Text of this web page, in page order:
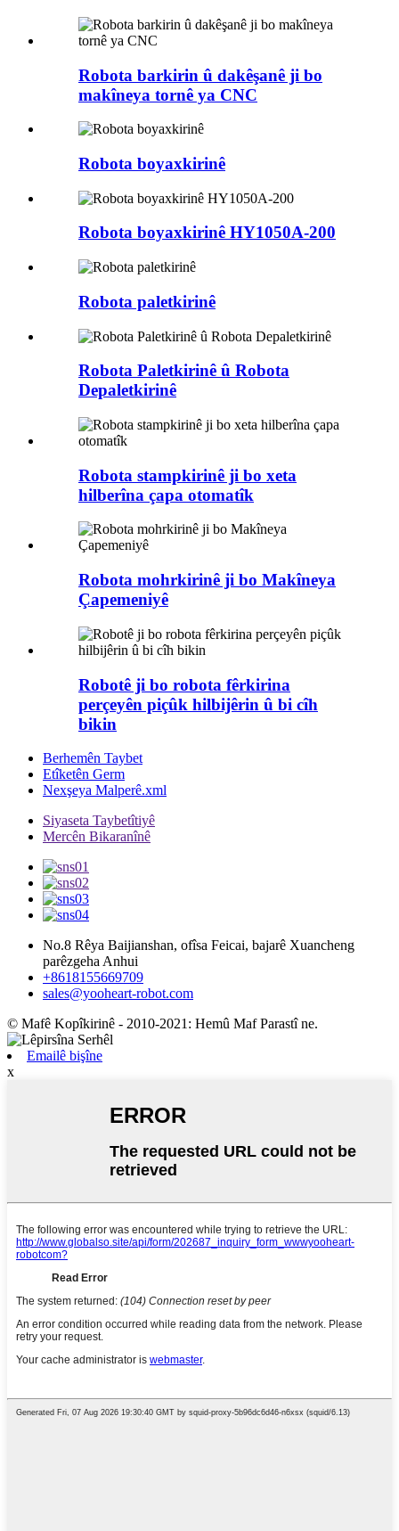
Robota barkirin û dakêşanê ji bo
makîneya tornê ya CNC
Robota boyaxkirinê
Robota boyaxkirinê HY1050A-200
Robota paletkirinê
Robota Paletkirinê û Robota
Depaletkirinê
Robota stampkirinê ji bo xeta
hilberîna çapa otomatîk
Robota mohrkirinê ji bo Makîneya
Çapemeniyê
Robotê ji bo robota fêrkirina
perçeyên piçûk hilbijêrin û bi cîh
bikin
Berhemên Taybet
Etîketên Germ
Nexşeya Malperê.xml
Siyaseta Taybetîtiyê
Mercên Bikaranînê
No.8 Rêya Baijianshan, ofîsa Feicai, bajarê Xuancheng
parêzgeha Anhui
+8618155669709
sales@yooheart-robot.com
© Mafê Kopîkirinê - 2010-2021: Hemû Maf Parastî ne.
Emailê bişîne
x